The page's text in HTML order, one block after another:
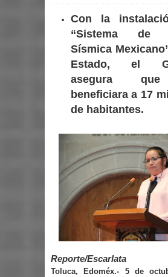
Con la
“Sistema de
Sísmica
Estado, el
asegura
beneficiara a 17
de habitantes.
Reporte/Escarlata
Toluca, Edoméx.- 5 de